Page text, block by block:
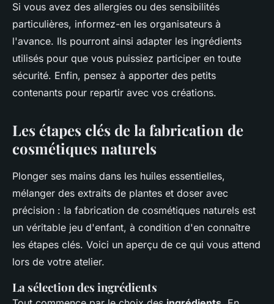
Si vous avez des allergies ou des sensibilités
particulières, informez-en les organisateurs à
l'avance. Ils pourront ainsi adapter les ingrédients
utilisés pour que vous puissiez participer en toute
sécurité. Enfin, pensez à apporter des petits
contenants pour repartir avec vos créations.
Les étapes clés de la fabrication de
cosmétiques naturels
Plonger ses mains dans les huiles essentielles,
mélanger des extraits de plantes et doser avec
précision : la fabrication de cosmétiques naturels est
un véritable jeu d'enfant, à condition d'en connaître
les étapes clés. Voici un aperçu de ce qui vous attend
lors de votre atelier.
La sélection des ingrédients